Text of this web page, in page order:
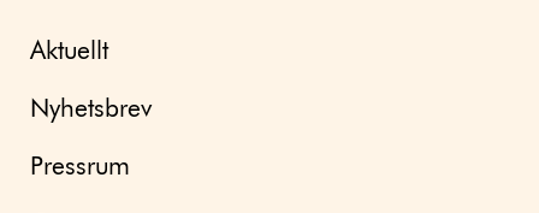
Aktuellt
Nyhetsbrev
Pressrum